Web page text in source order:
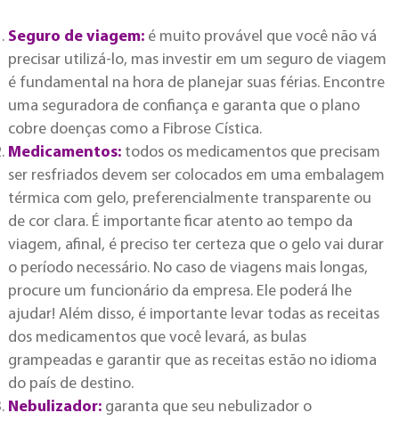
Seguro de viagem:é muito provável que você não vá
precisar utilizá-lo, mas investir em um seguro de viagem
é fundamental na hora de planejar suas férias. Encontre
uma seguradora de confiança e garanta que o plano
cobre doenças como a Fibrose Cística.
Medicamentos:todos os medicamentos que precisam
ser resfriados devem ser colocados em uma embalagem
térmica com gelo, preferencialmente transparente ou
de cor clara. É importante ficar atento ao tempo da
viagem, afinal, é preciso ter certeza que o gelo vai durar
o período necessário. No caso de viagens mais longas,
procure um funcionário da empresa. Ele poderá lhe
ajudar! Além disso, é importante levar todas as receitas
dos medicamentos que você levará, as bulas
grampeadas e garantir que as receitas estão no idioma
do país de destino.
Nebulizador:garanta que seu nebulizador o